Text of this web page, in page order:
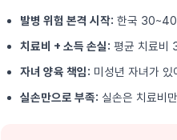
발병 위험 본격 시작: 한국 30~40
치료비 + 소득 손실: 평균 치료비
자녀 양육 책임: 미성년 자녀가 있
실손만으로 부족: 실손은 치료비